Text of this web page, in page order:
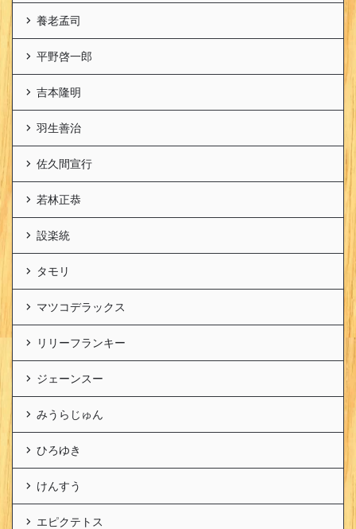
養老孟司
平野啓一郎
吉本隆明
羽生善治
佐久間宣行
若林正恭
設楽統
タモリ
マツコデラックス
リリーフランキー
ジェーンスー
みうらじゅん
ひろゆき
けんすう
エピクテトス